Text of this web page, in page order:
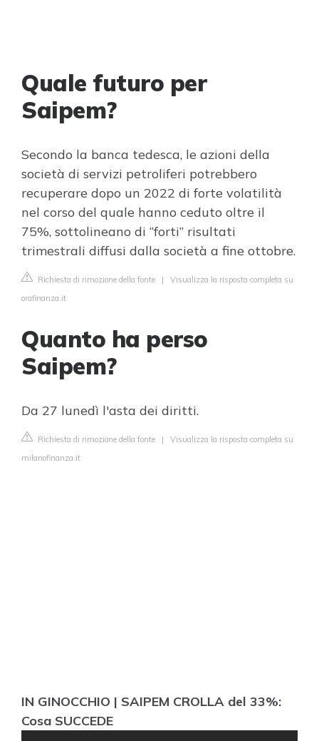
Quale futuro per
Saipem?
Secondo la banca tedesca, le azioni della
società di servizi petroliferi potrebbero
recuperare dopo un 2022 di forte volatilità
nel corso del quale hanno ceduto oltre il
75%, sottolineano di “forti” risultati
trimestrali diffusi dalla società a fine ottobre.
Richiesta di rimozione della fonte | Visualizza la risposta completa su
orafinanza.it
Quanto ha perso
Saipem?
Da 27 lunedì l'asta dei diritti.
Richiesta di rimozione della fonte | Visualizza la risposta completa su
milanofinanza.it
IN GINOCCHIO | SAIPEM CROLLA del 33%:
Cosa SUCCEDE